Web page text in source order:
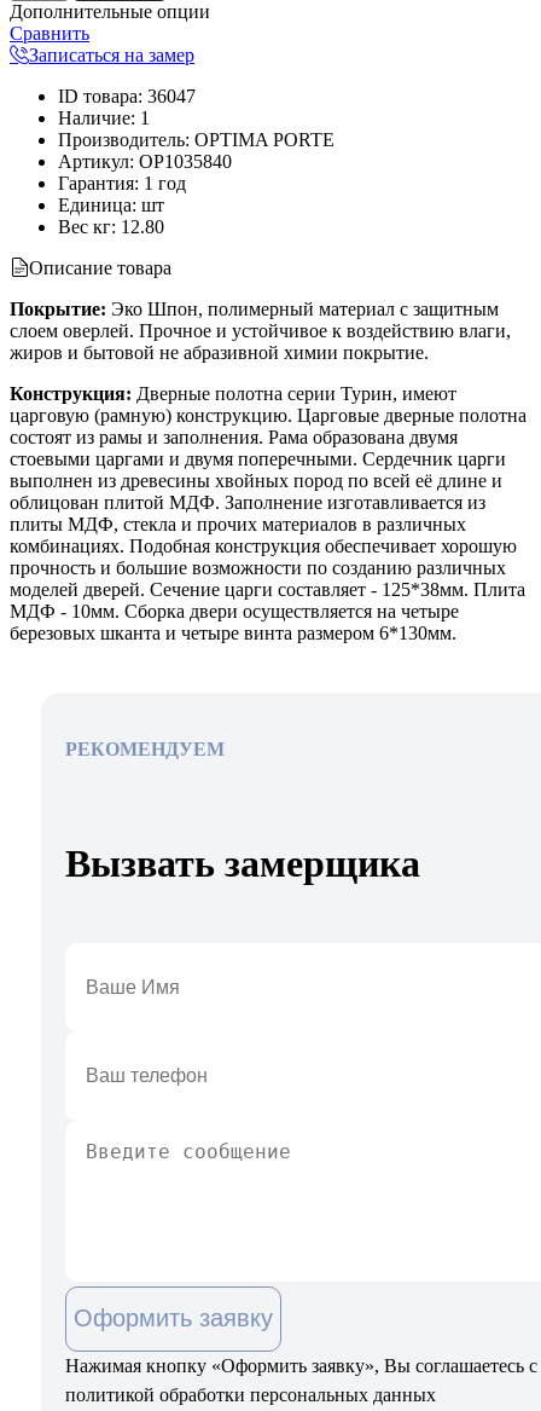
Дополнительные опции
Сравнить
Записаться на замер
ID товара: 36047
Наличие: 1
Производитель: OPTIMA PORTE
Артикул: OP1035840
Гарантия: 1 год
Единица: шт
Вес кг: 12.80
Описание товара
Покрытие: Эко Шпон, полимерный материал с защитным
слоем оверлей. Прочное и устойчивое к воздействию влаги,
жиров и бытовой не абразивной химии покрытие.
Конструкция: Дверные полотна серии Турин, имеют
царговую (рамную) конструкцию. Царговые дверные полотна
состоят из рамы и заполнения. Рама образована двумя
стоевыми царгами и двумя поперечными. Сердечник царги
выполнен из древесины хвойных пород по всей её длине и
облицован плитой МДФ. Заполнение изготавливается из
плиты МДФ, стекла и прочих материалов в различных
комбинациях. Подобная конструкция обеспечивает хорошую
прочность и большие возможности по созданию различных
моделей дверей. Сечение царги составляет - 125*38мм. Плита
МДФ - 10мм. Сборка двери осуществляется на четыре
березовых шканта и четыре винта размером 6*130мм.
РЕКОМЕНДУЕМ
Вызвать замерщика
Оформить заявку
Нажимая кнопку «Оформить заявку», Вы соглашаетесь с
политикой обработки персональных данных